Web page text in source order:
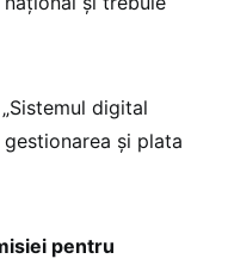
digital
și plata
pentru